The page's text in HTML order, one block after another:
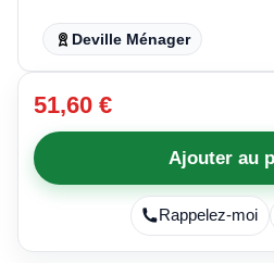
Deville Ménager
51,60 €
Ajouter au
Rappelez-moi